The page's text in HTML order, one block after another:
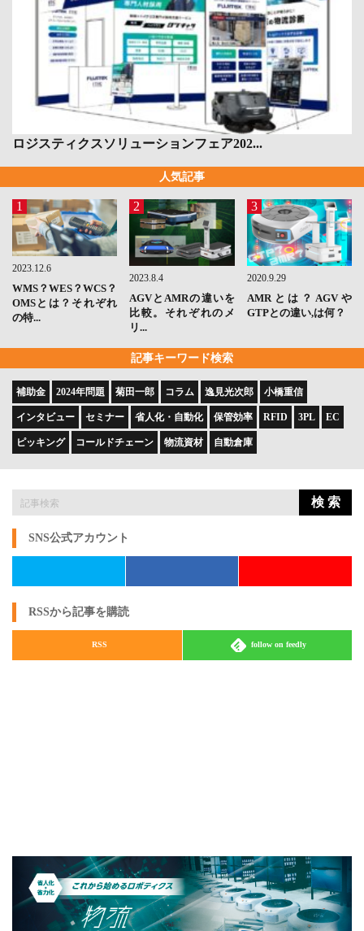
ロジスティクスソリューションフェア202...
人気記事
1
2023.12.6
WMS？WES？WCS？
OMSとは？それぞれ
の特...
2
2023.8.4
AGVとAMRの違いを
比較。それぞれのメ
リ...
3
2020.9.29
AMRとは？AGVや
GTPとの違い,は何？
記事キーワード検索
補助金 2024年問題 菊田一郎 コラム 逸見光次郎 小橋重信
インタビュー セミナー 省人化・自動化 保管効率 RFID 3PL EC
ピッキング コールドチェーン 物流資材 自動倉庫
検 索
SNS公式アカウント
RSSから記事を購読
RSS follow on feedly